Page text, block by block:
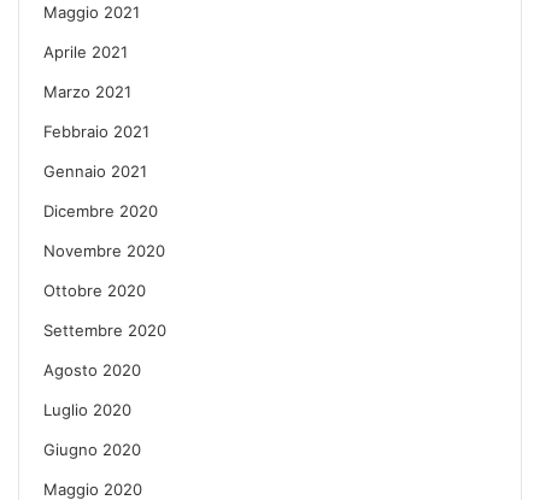
Maggio 2021
Aprile 2021
Marzo 2021
Febbraio 2021
Gennaio 2021
Dicembre 2020
Novembre 2020
Ottobre 2020
Settembre 2020
Agosto 2020
Luglio 2020
Giugno 2020
Maggio 2020